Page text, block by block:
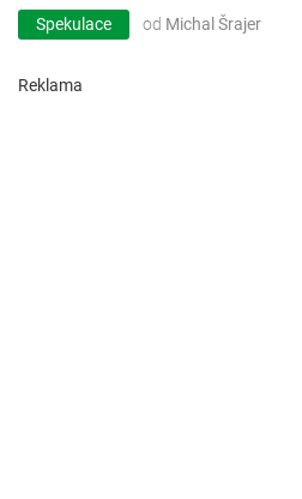
Spekulace od Michal Šrajer
Reklama